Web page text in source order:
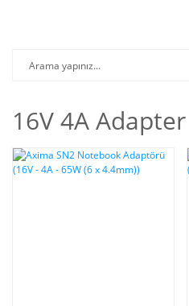
16V 4A Adapter